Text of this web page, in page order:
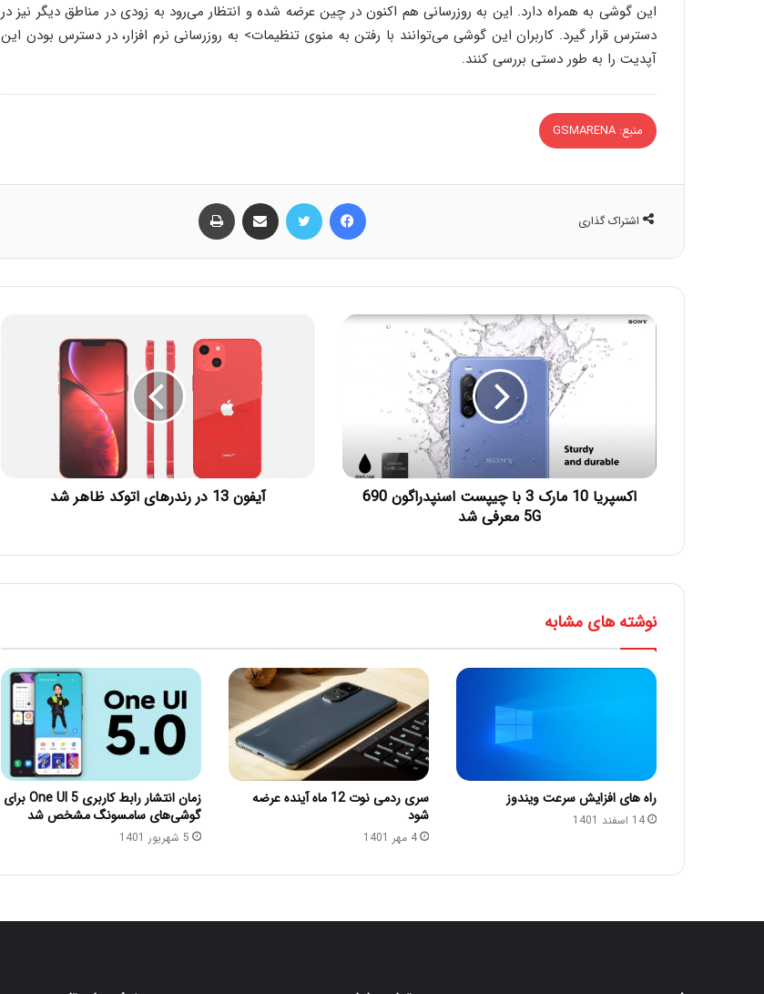
این گوشی به همراه دارد. این به روزرسانی هم اکنون در چین عرضه شده و انتظار می‌رود به زودی در مناطق دیگر نیز در
دسترس قرار گیرد. کاربران این گوشی می‌توانند با رفتن به منوی تنظیمات> به روزرسانی نرم افزار، در دسترس بودن این
آپدیت را به طور دستی بررسی کنند.
منبع: GSMARENA
اشتراک گذاری
اکسپریا 10 مارک 3 با چیپست اسنپدراگون 690
5G معرفی شد
آیفون 13 در رندرهای اتوکد ظاهر شد
نوشته های مشابه
راه های افزایش سرعت ویندوز
14 اسفند 1401
سری ردمی نوت 12 ماه آینده عرضه
شود
4 مهر 1401
زمان انتشار رابط کاربری One UI 5 برای
گوشی‌های سامسونگ مشخص شد
5 شهریور 1401